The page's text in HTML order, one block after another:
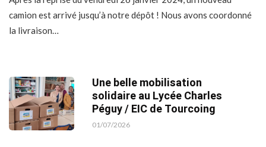
camion est arrivé jusqu’à notre dépôt ! Nous avons coordonné
la livraison…
Une belle mobilisation
solidaire au Lycée Charles
Péguy / EIC de Tourcoing
01/07/2026